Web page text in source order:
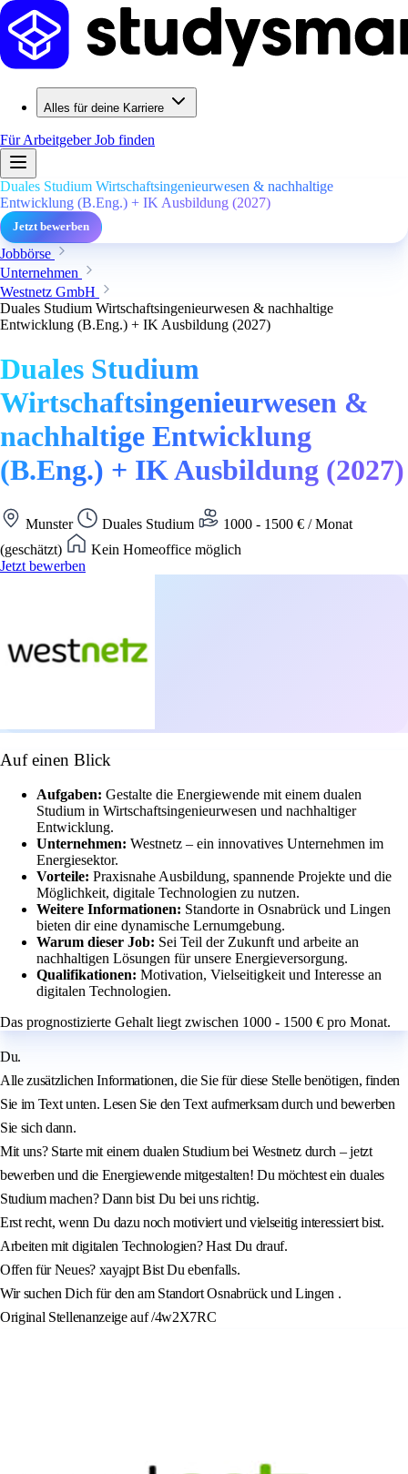
Alles für deine Karriere
Für ArbeitgeberJob finden
Duales Studium Wirtschaftsingenieurwesen & nachhaltige
Entwicklung (B.Eng.) + IK Ausbildung (2027)
Jetzt bewerben
Jobbörse
Unternehmen
Westnetz GmbH
Duales Studium Wirtschaftsingenieurwesen & nachhaltige
Entwicklung (B.Eng.) + IK Ausbildung (2027)
Duales Studium
Wirtschaftsingenieurwesen &
nachhaltige Entwicklung
(B.Eng.) + IK Ausbildung (2027)
Munster Duales Studium
1000 - 1500 € / Monat
(geschätzt)
Kein Homeoffice möglich
Jetzt bewerben
Auf einen Blick
Aufgaben: Gestalte die Energiewende mit einem dualen
Studium in Wirtschaftsingenieurwesen und nachhaltiger
Entwicklung.
Unternehmen: Westnetz – ein innovatives Unternehmen im
Energiesektor.
Vorteile: Praxisnahe Ausbildung, spannende Projekte und die
Möglichkeit, digitale Technologien zu nutzen.
Weitere Informationen: Standorte in Osnabrück und Lingen
bieten dir eine dynamische Lernumgebung.
Warum dieser Job: Sei Teil der Zukunft und arbeite an
nachhaltigen Lösungen für unsere Energieversorgung.
Qualifikationen: Motivation, Vielseitigkeit und Interesse an
digitalen Technologien.
Das prognostizierte Gehalt liegt zwischen 1000 - 1500 € pro Monat.
Du.
Alle zusätzlichen Informationen, die Sie für diese Stelle benötigen, finden
Sie im Text unten. Lesen Sie den Text aufmerksam durch und bewerben
Sie sich dann.
Mit uns? Starte mit einem dualen Studium bei Westnetz durch – jetzt
bewerben und die Energiewende mitgestalten! Du möchtest ein duales
Studium machen? Dann bist Du bei uns richtig.
Erst recht, wenn Du dazu noch motiviert und vielseitig interessiert bist.
Arbeiten mit digitalen Technologien? Hast Du drauf.
Offen für Neues? xayajpt Bist Du ebenfalls.
Wir suchen Dich für den am Standort Osnabrück und Lingen .
Original Stellenanzeige auf /4w2X7RC